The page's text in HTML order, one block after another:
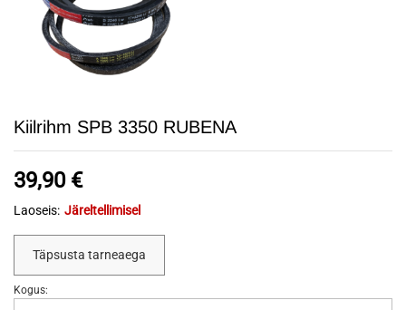
Kiilrihm SPB 3350 RUBENA
39,90 €
Laoseis: Järeltellimisel
Täpsusta tarneaega
Kiilrihm
Kogus: